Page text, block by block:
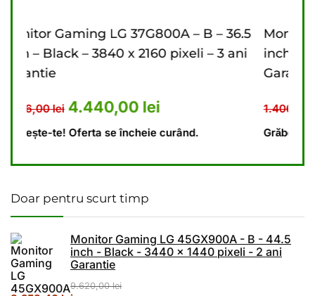
– 36.5
3 ani
lei.
este: 4.440,00 lei.
Monitor Gaming LG 27G610A – B – 27
inch – Black – 2560 x 1440 pixeli – 2 ani
1.406,00lei Prețul inițial a fost:
1.110,00 Prețul curent
Grăbește-te! Oferta se încheie curând.
Doar pentru scurt timp
Monitor Gaming LG 45GX900A - B - 44.5
inch - Black - 3440 x 1440 pixeli - 2 ani
Garantie
9.620,00lei